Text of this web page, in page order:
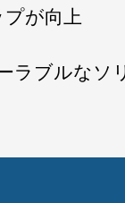
が向上
ラブルなソ